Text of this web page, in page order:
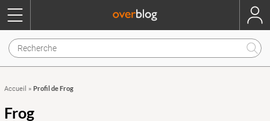
Accueil » Profil de Frog
Frog